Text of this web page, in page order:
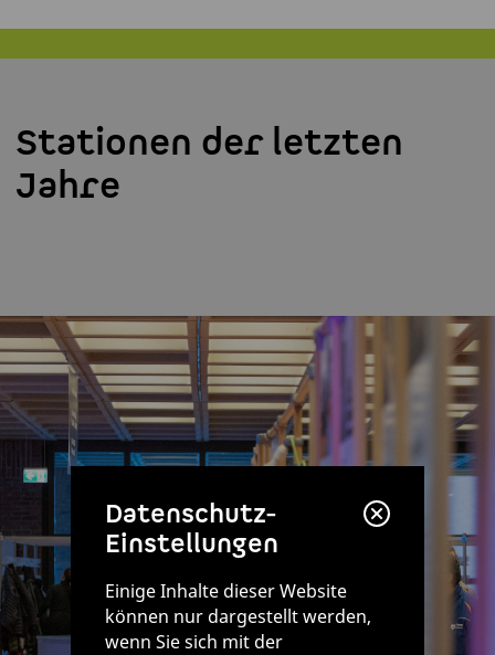
Stationen der letzten
Jahre
Datenschutz-
Einstellungen
Einige Inhalte dieser Website
können nur dargestellt werden,
wenn Sie sich mit der